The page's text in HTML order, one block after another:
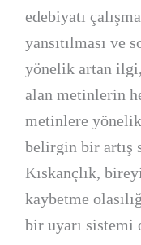
edebiyatı
yansıtılması ve
yönelik artan ilgi,
alan metinlerin
metinlere
belirgin bir artış
Kıskançlık,
kaybetme
bir uyarı sistemi